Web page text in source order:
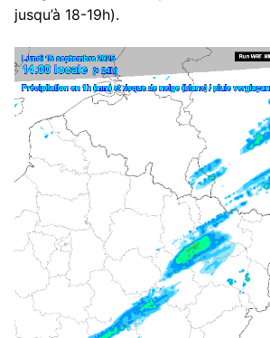
jusqu’à 18-19h).